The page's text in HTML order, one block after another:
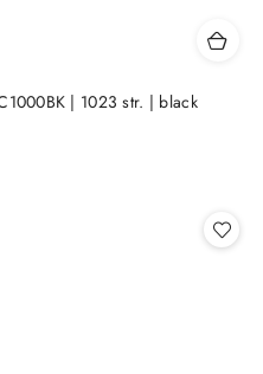
| 1023 str. | black